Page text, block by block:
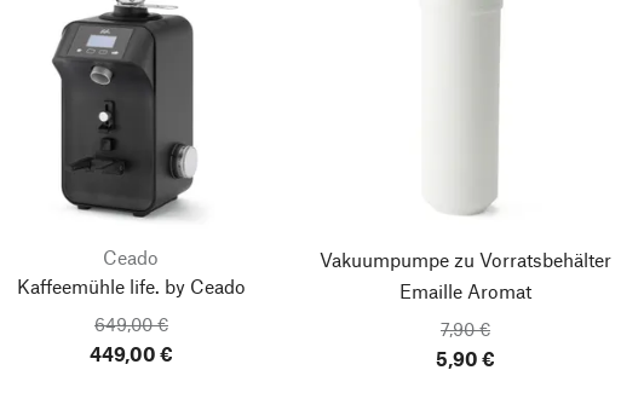
Ceado
Kaffeemühle life. by Ceado
649,00 €
449,00 €
Vakuumpumpe zu Vorratsbehälter
Emaille Aromat
7,90 €
5,90 €